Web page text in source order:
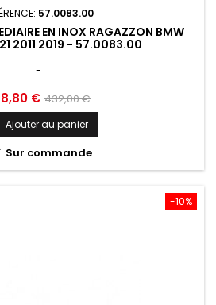
57.0083.00
EN INOX RAGAZZON BMW
2011 2019 - 57.0083.00
-
€ Prix
de
base
432,00 €
Ajouter au panier
Sur commande
-10%